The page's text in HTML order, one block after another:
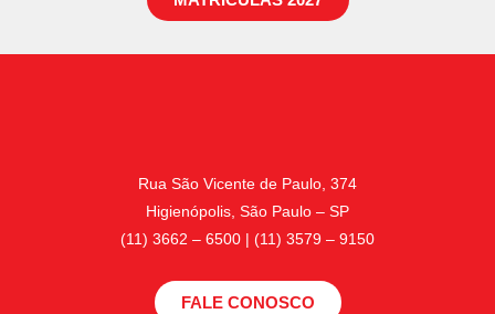
Rua São Vicente de Paulo, 374
Higienópolis, São Paulo – SP
(11) 3662 – 6500 | (11) 3579 – 9150
FALE CONOSCO